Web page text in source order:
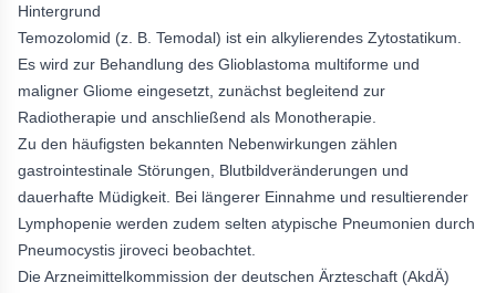
Hintergrund
Temozolomid (z. B. Temodal) ist ein alkylierendes Zytostatikum.
Es wird zur Behandlung des Glioblastoma multiforme und
maligner Gliome eingesetzt, zunächst begleitend zur
Radiotherapie und anschließend als Monotherapie.
Zu den häufigsten bekannten Nebenwirkungen zählen
gastrointestinale Störungen, Blutbildveränderungen und
dauerhafte Müdigkeit. Bei längerer Einnahme und resultierender
Lymphopenie werden zudem selten atypische Pneumonien durch
Pneumocystis jiroveci beobachtet.
Die Arzneimittelkommission der deutschen Ärzteschaft (AkdÄ)